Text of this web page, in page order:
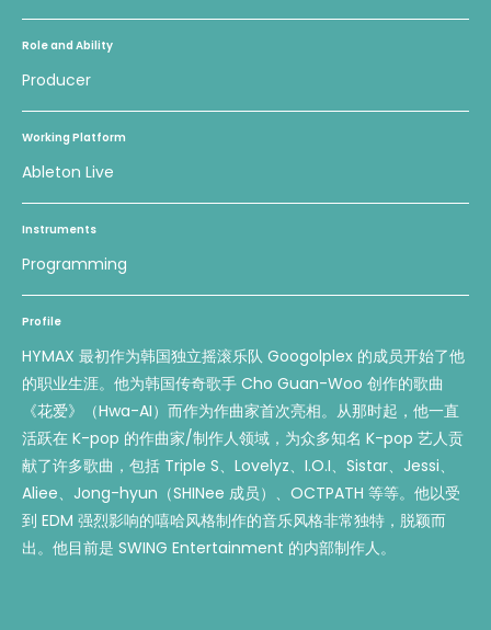
Role and Ability
Producer
Working Platform
Ableton Live
Instruments
Programming
Profile
HYMAX 最初作为韩国独立摇滚乐队 Googolplex 的成员开始了他
的职业生涯。他为韩国传奇歌手 Cho Guan-Woo 创作的歌曲
《花爱》（Hwa-AI）而作为作曲家首次亮相。从那时起，他一直
活跃在 K-pop 的作曲家/制作人领域，为众多知名 K-pop 艺人贡
献了许多歌曲，包括 Triple S、Lovelyz、I.O.I、Sistar、Jessi、
Aliee、Jong-hyun（SHINee 成员）、OCTPATH 等等。他以受
到 EDM 强烈影响的嘻哈风格制作的音乐风格非常独特，脱颖而
出。他目前是 SWING Entertainment 的内部制作人。